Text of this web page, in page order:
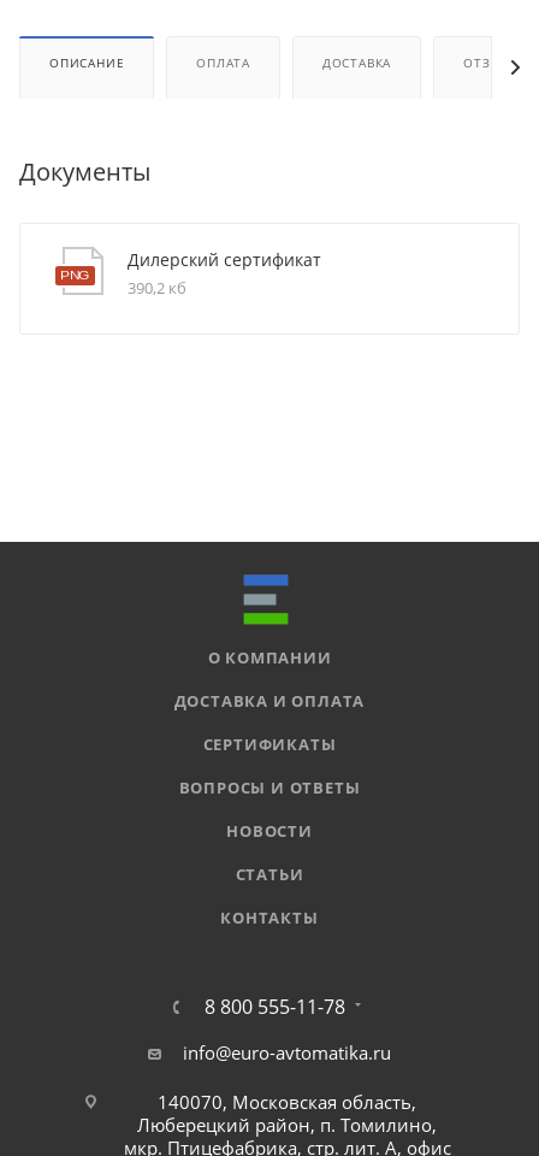
ОПИСАНИЕ ОПЛАТА ДОСТАВКА ОТЗЫВЫ
Документы
Дилерский сертификат
390,2 кб
О КОМПАНИИ
ДОСТАВКА И ОПЛАТА
СЕРТИФИКАТЫ
ВОПРОСЫ И ОТВЕТЫ
НОВОСТИ
СТАТЬИ
КОНТАКТЫ
8 800 555-11-78
info@euro-avtomatika.ru
140070, Московская область,
Люберецкий район, п. Томилино,
мкр. Птицефабрика, стр. лит. А, офис